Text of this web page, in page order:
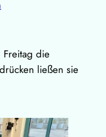
Freitag die
ließen sie